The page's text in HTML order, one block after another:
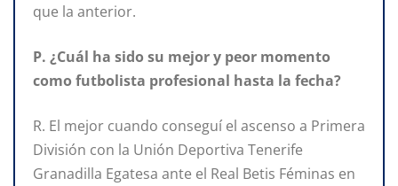
que la anterior.
P. ¿Cuál ha sido su mejor y peor momento
como futbolista profesional hasta la fecha?
R. El mejor cuando conseguí el ascenso a Primera
División con la Unión Deportiva Tenerife
Granadilla Egatesa ante el Real Betis Féminas en